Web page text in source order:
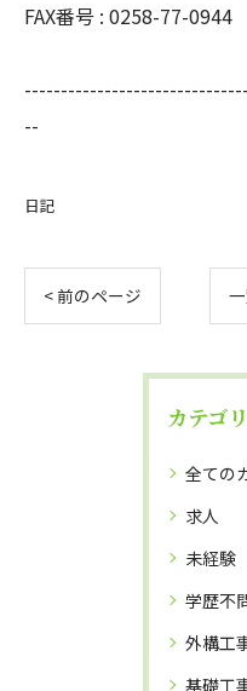
FAX番号 : 0258-77-0944
--
日記
< 前のページ
カテゴ
全ての
求人
未経験
学歴不
外構工
基礎工